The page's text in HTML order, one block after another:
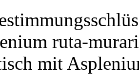
ruta-
mit